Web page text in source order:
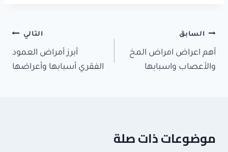
تصفّح
المقالات
السابق
أهم اعراض امراض المخ
والأعصاب واسبابها
التالي
أبرز أمراض العمود
الفقري أسبابها وأعراضها
موضوعات ذات صلة